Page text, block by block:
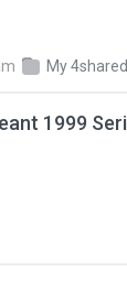
My 4shared